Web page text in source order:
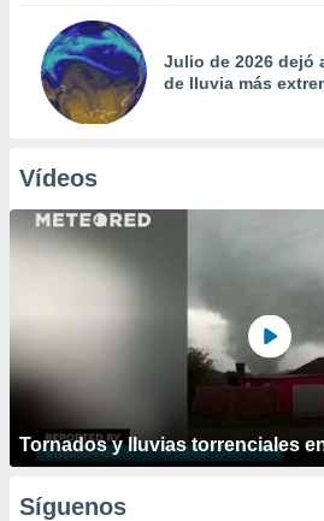
Julio de 2026 dejó
de lluvia más
Vídeos
Tornados y lluvias torrenciales
Síguenos